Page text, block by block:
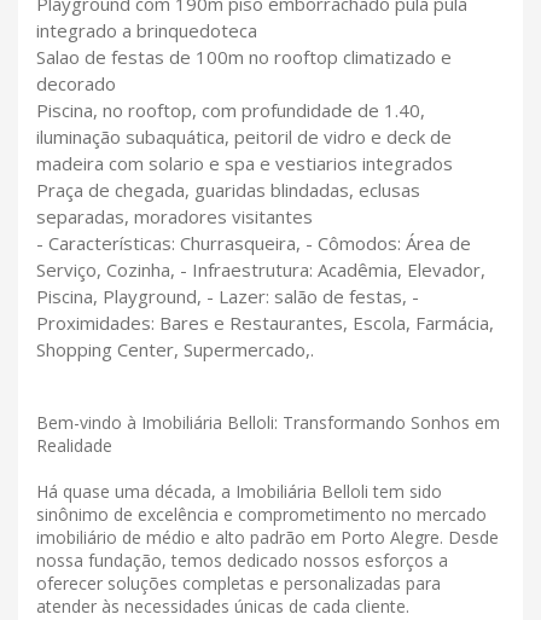
integrado a brinquedoteca
Salao de festas de 100m no rooftop climatizado e
decorado
Piscina, no rooftop, com profundidade de 1.40,
iluminação subaquática, peitoril de vidro e deck de
madeira com solario e spa e vestiarios integrados
Praça de chegada, guaridas blindadas, eclusas
separadas, moradores visitantes
- Características: Churrasqueira, - Cômodos: Área de
Serviço, Cozinha, - Infraestrutura: Acadêmia, Elevador,
Piscina, Playground, - Lazer: salão de festas, -
Proximidades: Bares e Restaurantes, Escola, Farmácia,
Shopping Center, Supermercado,.
Bem-vindo à Imobiliária Belloli: Transformando Sonhos em
Realidade
Há quase uma década, a Imobiliária Belloli tem sido
sinônimo de excelência e comprometimento no mercado
imobiliário de médio e alto padrão em Porto Alegre. Desde
nossa fundação, temos dedicado nossos esforços a
oferecer soluções completas e personalizadas para
atender às necessidades únicas de cada cliente.